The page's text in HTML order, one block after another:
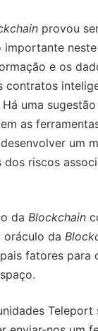
provou
e os
contratos
uma
as
um
riscos
da Blockchain
oráculo da
fatores para
Teleport